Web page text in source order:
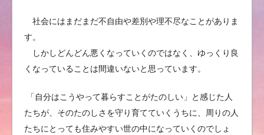
社会にはまだまだ不自由や差別や理不尽なことがありま
す。
しかしどんどん悪くなっていくのではなく、ゆっくり良
くなっていることは間違いないと思っています。
「自分はこうやって暮らすことがたのしい」と感じた人
たちが、そのたのしさを守り育てていくうちに、周りの人
たちにとっても住みやすい世の中になっていくのでしょ